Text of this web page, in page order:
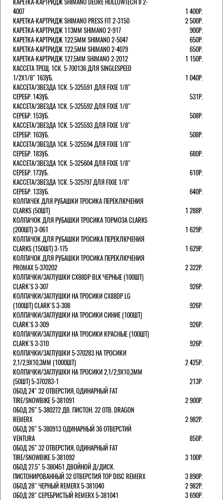
4007
1 400Р.
КАРЕТКА-КАРТРИДЖ SHIMANO PRESS FIT 2-3150
2 500Р.
КАРЕТКА-КАРТРИДЖ 113ММ SHIMANO 2-917
900Р.
КАРЕТКА-КАРТРИДЖ 122,5ММ SHIMANO 2-5047
650Р.
КАРЕТКА-КАРТРИДЖ 122,5ММ SHIMANO 2-4079
650Р.
КАРЕТКА-КАРТРИДЖ 127,5ММ SHIMANO 2-2012
1 150Р.
КАССЕТА ТРЕЩ. 1СК. 5-700136 ДЛЯ SINGLESPEED
1/2X1/8" 16ЗУБ.
1 040Р.
КАССЕТА/ЗВЕЗДА 1СК. 5-325591 ДЛЯ FIXIE 1/8"
СЕРЕБР. 14ЗУБ.
531Р.
КАССЕТА/ЗВЕЗДА 1СК. 5-325592 ДЛЯ FIXIE 1/8"
СЕРЕБР. 15ЗУБ.
508Р.
КАССЕТА/ЗВЕЗДА 1СК. 5-325593 ДЛЯ FIXIE 1/8"
СЕРЕБР. 16ЗУБ.
508Р.
КАССЕТА/ЗВЕЗДА 1СК. 5-325594 ДЛЯ FIXIE 1/8"
СЕРЕБР. 18ЗУБ.
680Р.
КАССЕТА/ЗВЕЗДА 1СК. 5-325604 ДЛЯ FIXIE 1/8"
СЕРЕБР. 17ЗУБ.
610Р.
КАССЕТА/ЗВЕЗДА 1СК. 5-325797 ДЛЯ FIXIE 1/8"
СЕРЕБР. 13ЗУБ.
640Р.
КОЛПАЧЕК ДЛЯ РУБАШКИ ТРОСИКА ПЕРЕКЛЮЧЕНИЯ
CLARKS (50ШТ)
1 288Р.
КОЛПАЧОК ДЛЯ РУБАШКИ ТРОСИКА ТОРМОЗА CLARKS
(200ШТ) 3-061
1 629Р.
КОЛПАЧОК ДЛЯ РУБАШКИ ТРОСИКА ПЕРЕКЛЮЧЕНИЯ
CLARKS (150ШТ) 3-175
1 629Р.
КОЛПАЧОК ДЛЯ РУБАШКИ ТРОСИКА ПЕРЕКЛЮЧЕНИЯ
PROMAX 5-370202
2 322Р.
КОЛПАЧКИ/3АГЛУШКИ CX88DP BLK ЧЕРНЫЕ (100ШТ)
CLARK`S 3-307
926Р.
КОЛПАЧКИ/3АГЛУШКИ НА ТРОСИКИ CX88DP LG
(100ШТ) CLARK`S 3-308
926Р.
КОЛПАЧКИ/3АГЛУШКИ НА ТРОСИКИ СИНИЕ (100ШТ)
CLARK`S 3-309
926Р.
КОЛПАЧКИ/3АГЛУШКИ НА ТРОСИКИ КРАСНЫЕ (100ШТ)
CLARK`S 3-310
926Р.
КОЛПАЧКИ/3АГЛУШКИ 5-370283 НА ТРОСИКИ
2,1/2,9Х10,3ММ (1000ШТ)
2 425Р.
КОЛПАЧКИ/3АГЛУШКИ НА ТРОСИКИ 2,1/2,9Х10,3ММ
(50ШТ) 5-370283-1
213Р.
ОБОД 24" 32 ОТВЕРСТИЯ, ОДИНАРНЫЙ FAT
TIRE/SNOWBIKE 5-381091
2 900Р.
ОБОД 26" 5-380272 ДВ. ПИСТОН. 32 ОТВ. DRAGON
REMERX
2 982Р.
ОБОД 26" 5-380913 ОДИНАРНЫЙ 36 ОТВЕРСТИЙ
VENTURA
850Р.
ОБОД 26" 32 ОТВЕРСТИЯ, ОДИНАРНЫЙ FAT
TIRE/SNOWBIKE 5-381092
3 100Р.
ОБОД 27.5" 5-380451 ДВОЙНОЙ Д/ДИСК.
ПИСТОНИРОВАННЫЙ 32 ОТВЕРСТИЯ TOP DISC REMERX
3 890Р.
ОБОД 28" ЧЕРНЫЙ REMERX 5-381040
2 982Р.
ОБОД 28" СЕРЕБРИСТЫЙ REMERX 5-381041
3 690Р.